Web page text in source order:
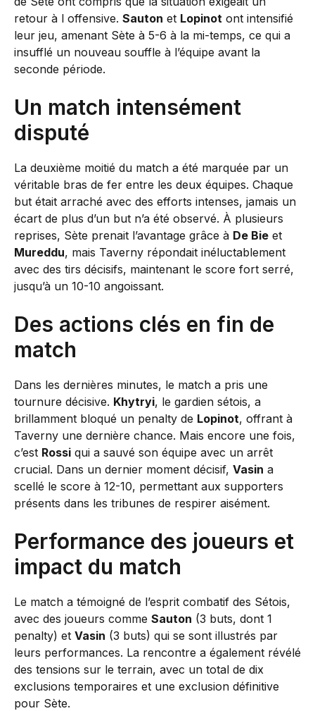
retour à l offensive. Sauton et Lopinot ont intensifié
leur jeu, amenant Sète à 5-6 à la mi-temps, ce qui a
insufflé un nouveau souffle à l’équipe avant la
seconde période.
Un match intensément
disputé
La deuxième moitié du match a été marquée par un
véritable bras de fer entre les deux équipes. Chaque
but était arraché avec des efforts intenses, jamais un
écart de plus d’un but n’a été observé. À plusieurs
reprises, Sète prenait l’avantage grâce à De Bie et
Mureddu, mais Taverny répondait inéluctablement
avec des tirs décisifs, maintenant le score fort serré,
jusqu’à un 10-10 angoissant.
Des actions clés en fin de
match
Dans les dernières minutes, le match a pris une
tournure décisive. Khytryi, le gardien sétois, a
brillamment bloqué un penalty de Lopinot, offrant à
Taverny une dernière chance. Mais encore une fois,
c’est Rossi qui a sauvé son équipe avec un arrêt
crucial. Dans un dernier moment décisif, Vasin a
scellé le score à 12-10, permettant aux supporters
présents dans les tribunes de respirer aisément.
Performance des joueurs et
impact du match
Le match a témoigné de l’esprit combatif des Sétois,
avec des joueurs comme Sauton (3 buts, dont 1
penalty) et Vasin (3 buts) qui se sont illustrés par
leurs performances. La rencontre a également révélé
des tensions sur le terrain, avec un total de dix
exclusions temporaires et une exclusion définitive
pour Sète.